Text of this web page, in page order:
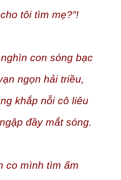
tôi tìm mẹ?”!
con sóng bạc
ngọn hải triều,
khắp nỗi cô liêu
đầy mắt sóng.
co mình tìm ấm